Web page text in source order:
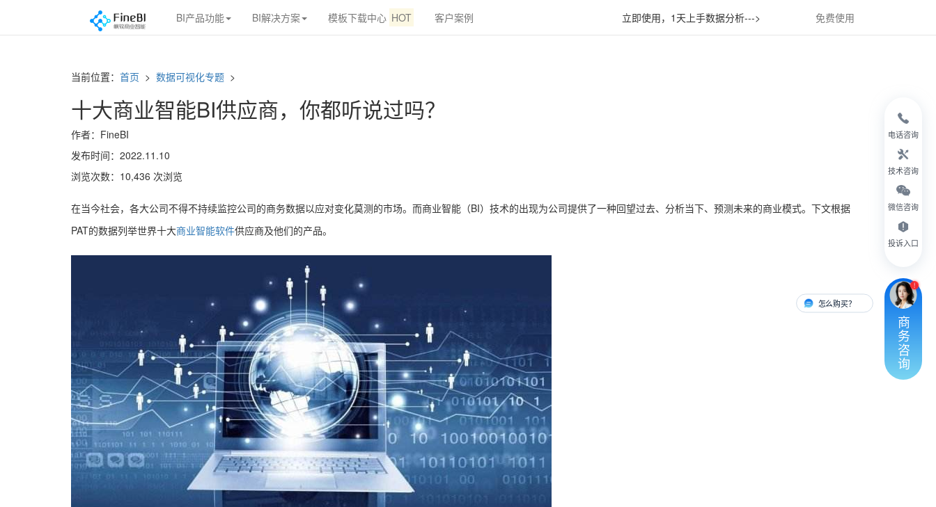
BI产品功能 BI解决方案 模板下载中心 HOT 客户案例 立即使用，1天上手数据分析---> 免费使用
当前位置： 首页 > 数据可视化专题 >
十大商业智能BI供应商，你都听说过吗？
作者：FineBI
发布时间：2022.11.10
浏览次数：10,436 次浏览
在当今社会，各大公司不得不持续监控公司的商务数据以应对变化莫测的市场。而商业智能（BI）技术的出现为公司提供了一种回望过去、分析当下、预测未来的商业模式。下文根据
PAT的数据列举世界十大商业智能软件供应商及他们的产品。
电话咨询
技术咨询
微信咨询
投诉入口
怎么购买？ 有人对接
商
务
咨
询